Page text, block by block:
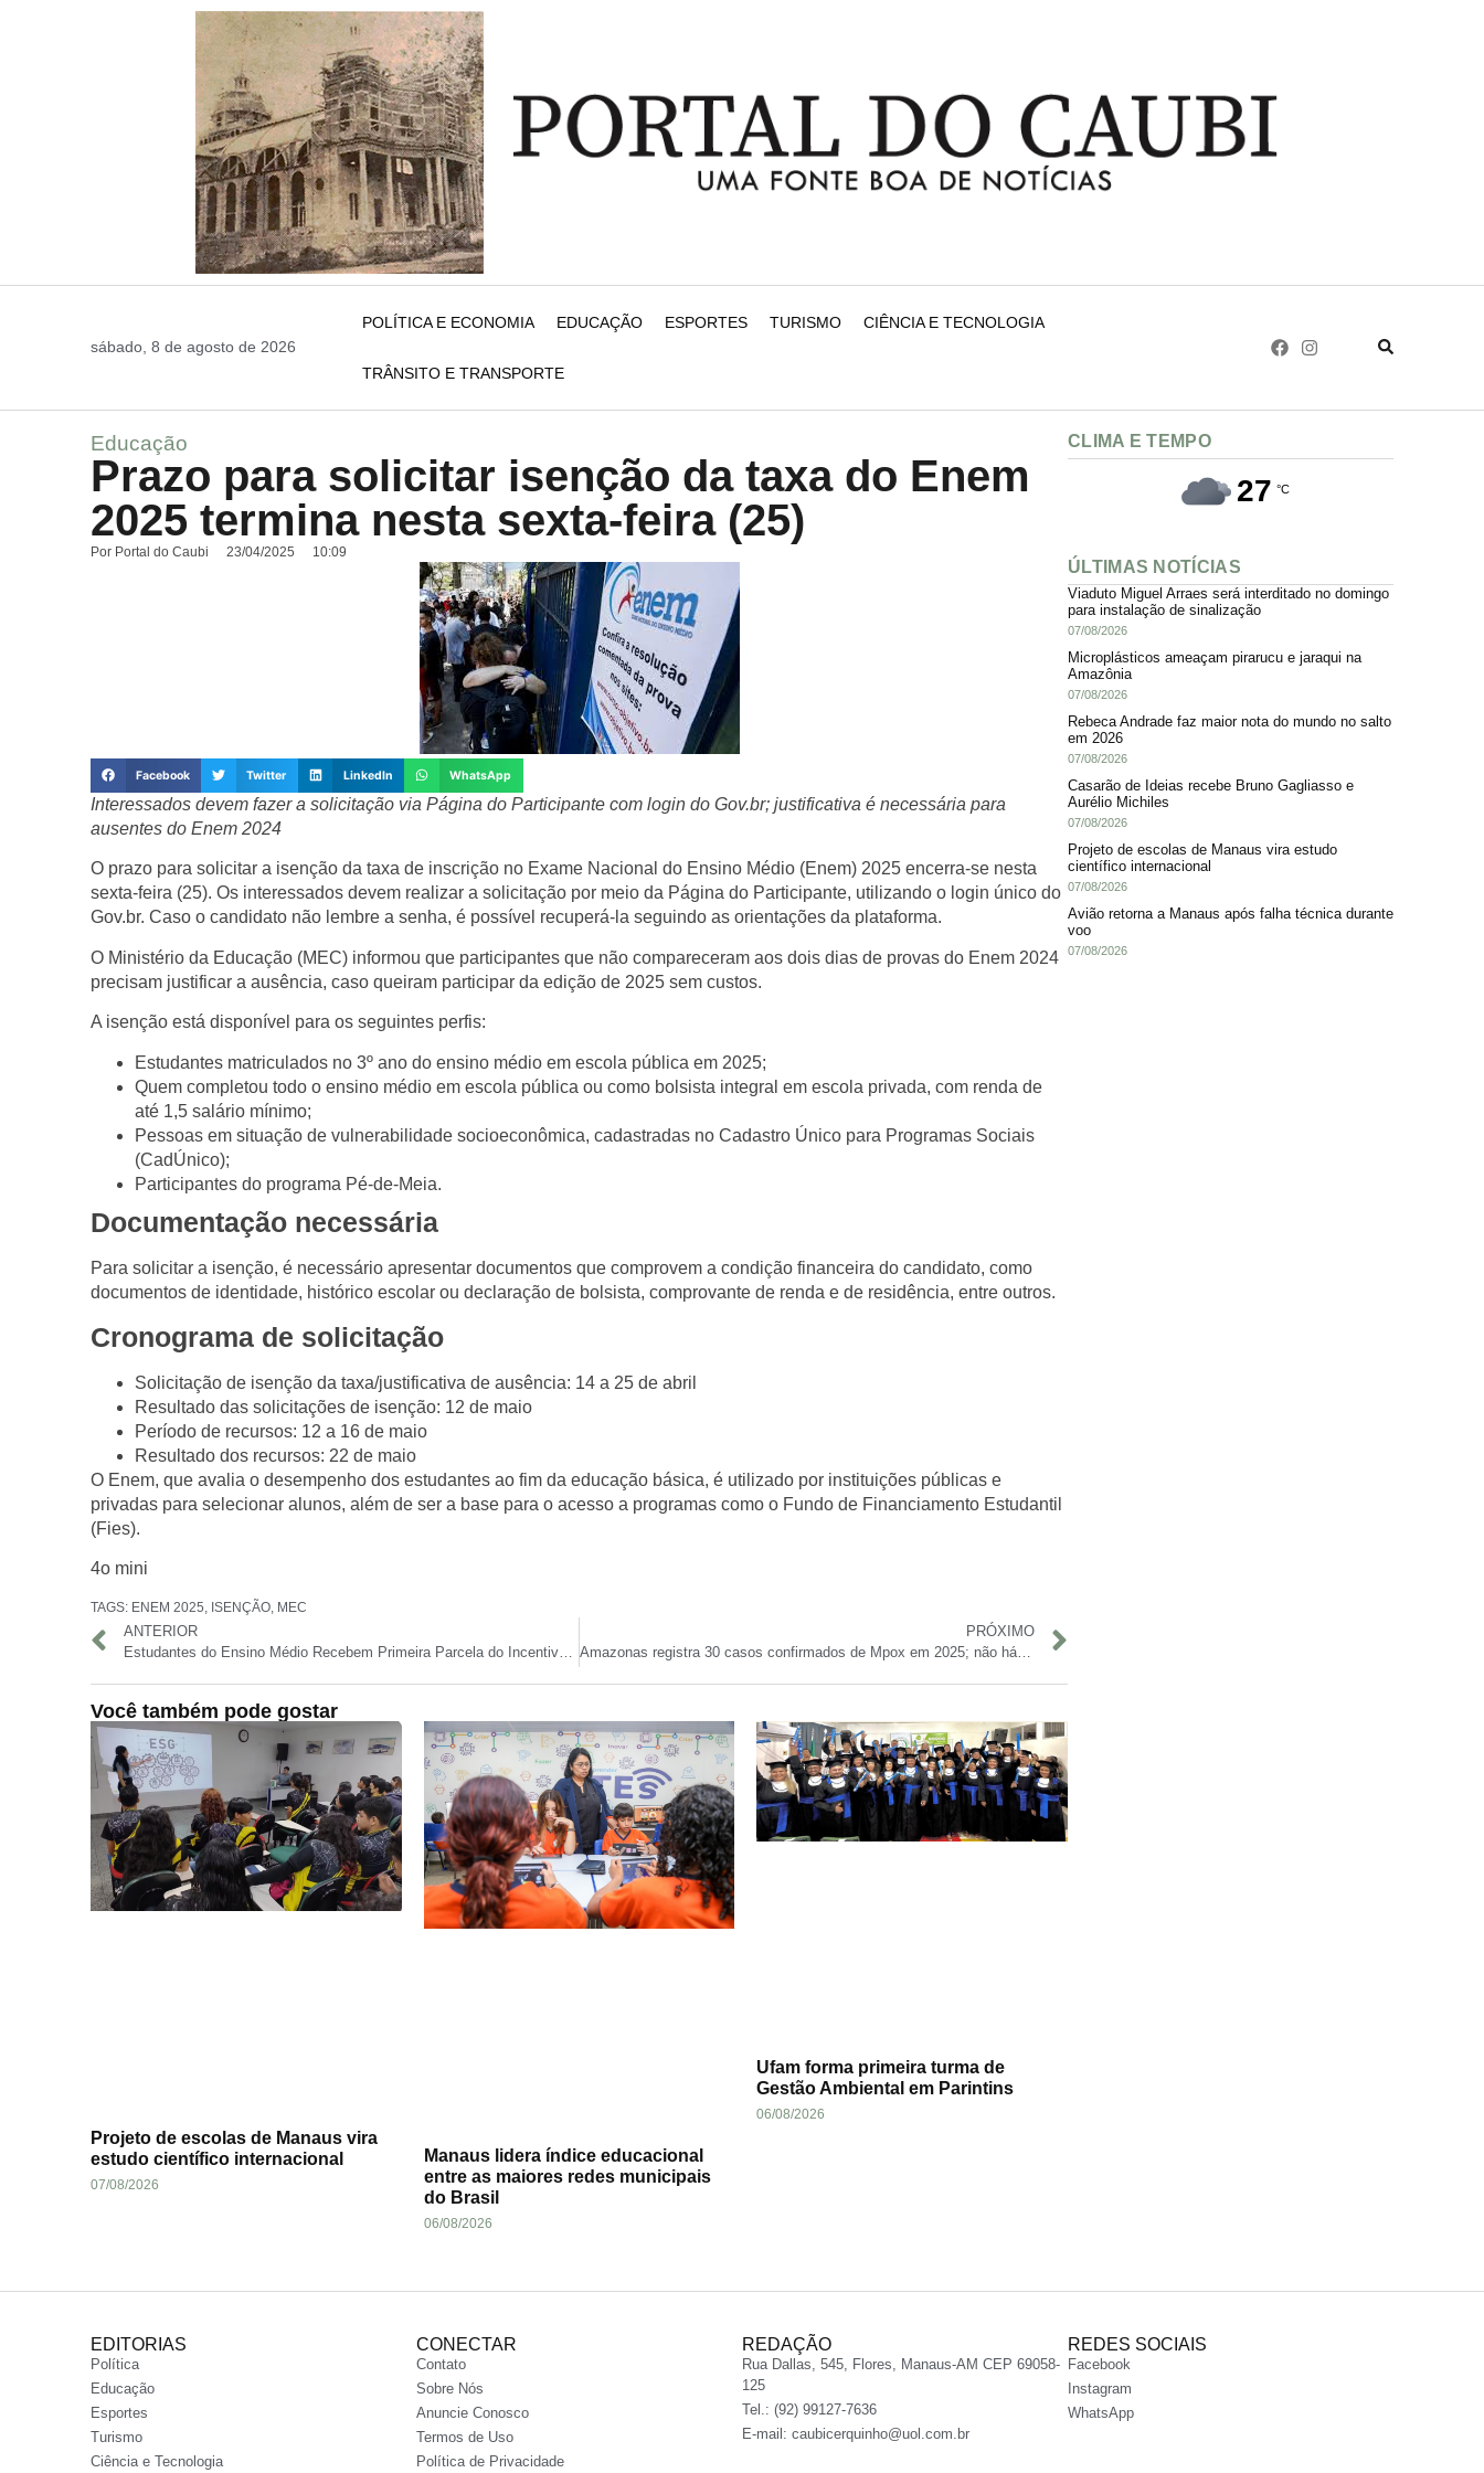
sábado, 8 de agosto de 2026
POLÍTICA E ECONOMIA EDUCAÇÃO ESPORTES TURISMO CIÊNCIA E TECNOLOGIA
TRÂNSITO E TRANSPORTE
Educação
Prazo para solicitar isenção da taxa do Enem
2025 termina nesta sexta-feira (25)
Por Portal do Caubi 23/04/2025 10:09
Facebook Twitter LinkedIn WhatsApp
Interessados devem fazer a solicitação via Página do Participante com login do Gov.br; justificativa é necessária para
ausentes do Enem 2024
O prazo para solicitar a isenção da taxa de inscrição no Exame Nacional do Ensino Médio (Enem) 2025 encerra-se nesta
sexta-feira (25). Os interessados devem realizar a solicitação por meio da Página do Participante, utilizando o login único do
Gov.br. Caso o candidato não lembre a senha, é possível recuperá-la seguindo as orientações da plataforma.
O Ministério da Educação (MEC) informou que participantes que não compareceram aos dois dias de provas do Enem 2024
precisam justificar a ausência, caso queiram participar da edição de 2025 sem custos.
A isenção está disponível para os seguintes perfis:
Estudantes matriculados no 3º ano do ensino médio em escola pública em 2025;
Quem completou todo o ensino médio em escola pública ou como bolsista integral em escola privada, com renda de
até 1,5 salário mínimo;
Pessoas em situação de vulnerabilidade socioeconômica, cadastradas no Cadastro Único para Programas Sociais
(CadÚnico);
Participantes do programa Pé-de-Meia.
Documentação necessária
Para solicitar a isenção, é necessário apresentar documentos que comprovem a condição financeira do candidato, como
documentos de identidade, histórico escolar ou declaração de bolsista, comprovante de renda e de residência, entre outros.
Cronograma de solicitação
Solicitação de isenção da taxa/justificativa de ausência: 14 a 25 de abril
Resultado das solicitações de isenção: 12 de maio
Período de recursos: 12 a 16 de maio
Resultado dos recursos: 22 de maio
O Enem, que avalia o desempenho dos estudantes ao fim da educação básica, é utilizado por instituições públicas e
privadas para selecionar alunos, além de ser a base para o acesso a programas como o Fundo de Financiamento Estudantil
(Fies).
4o mini
TAGS: ENEM 2025, ISENÇÃO, MEC
ANTERIOR
Estudantes do Ensino Médio Recebem Primeira Parcela do Incentivo Matrícula do Programa Pé-de-Meia 2025
PRÓXIMO
Amazonas registra 30 casos confirmados de Mpox em 2025; não há óbitos
Você também pode gostar
Projeto de escolas de Manaus vira
estudo científico internacional
07/08/2026
Manaus lidera índice educacional
entre as maiores redes municipais
do Brasil
06/08/2026
Ufam forma primeira turma de
Gestão Ambiental em Parintins
06/08/2026
CLIMA E TEMPO
27 °C
ÚLTIMAS NOTÍCIAS
Viaduto Miguel Arraes será interditado no domingo
para instalação de sinalização
07/08/2026
Microplásticos ameaçam pirarucu e jaraqui na
Amazônia
07/08/2026
Rebeca Andrade faz maior nota do mundo no salto
em 2026
07/08/2026
Casarão de Ideias recebe Bruno Gagliasso e
Aurélio Michiles
07/08/2026
Projeto de escolas de Manaus vira estudo
científico internacional
07/08/2026
Avião retorna a Manaus após falha técnica durante
voo
07/08/2026
EDITORIAS
Política
Educação
Esportes
Turismo
Ciência e Tecnologia
CONECTAR
Contato
Sobre Nós
Anuncie Conosco
Termos de Uso
Política de Privacidade
REDAÇÃO
Rua Dallas, 545, Flores, Manaus-AM CEP 69058-
125
Tel.: (92) 99127-7636
E-mail: caubicerquinho@uol.com.br
REDES SOCIAIS
Facebook
Instagram
WhatsApp